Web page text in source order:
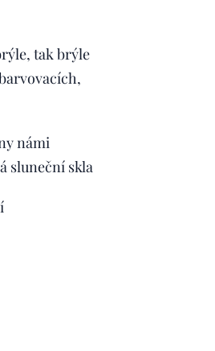
tak brýle
námi
sluneční skla